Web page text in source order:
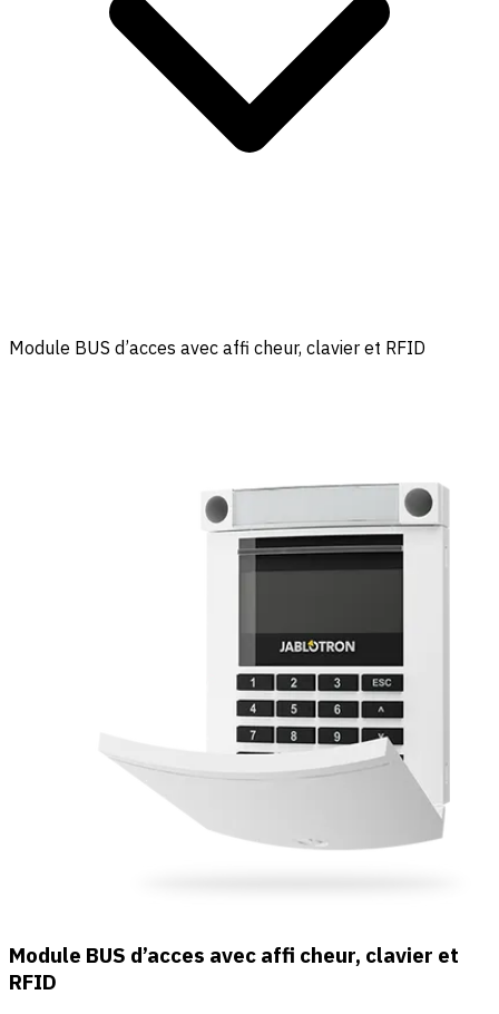
Module BUS d’acces avec affi cheur, clavier et RFID
Module BUS d’acces avec affi cheur, clavier et
RFID